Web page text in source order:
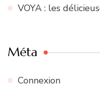
VOYA : les
Méta
Connexion